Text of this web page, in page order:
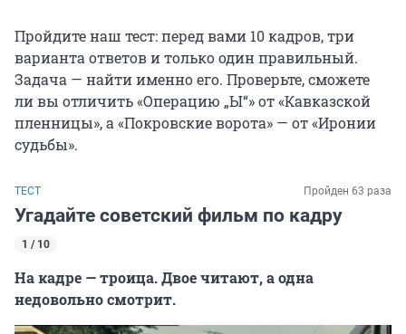
Пройдите наш тест: перед вами 10 кадров, три
варианта ответов и только один правильный.
Задача — найти именно его. Проверьте, сможете
ли вы отличить «Операцию „Ы“» от «Кавказской
пленницы», а «Покровские ворота» — от «Иронии
судьбы».
ТЕСТ Пройден 63 раза
Угадайте советский фильм по кадру
1 / 10
На кадре — троица. Двое читают, а одна
недовольно смотрит.